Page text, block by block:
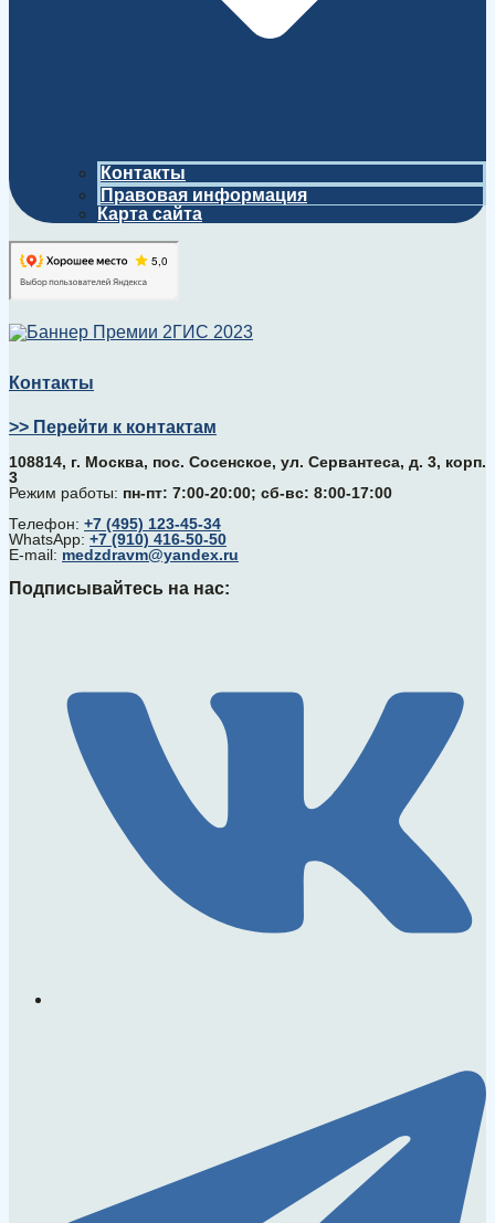
Контакты
Правовая информация
Карта сайта
Контакты
>> Перейти к контактам
108814, г. Москва, поc. Сосенское, ул. Сервантеса, д. 3, корп.
3
Режим работы: пн-пт: 7:00-20:00; сб-вс: 8:00-17:00
Телефон: +7 (495) 123-45-34
WhatsApp: +7 (910) 416-50-50
E-mail: medzdravm@yandex.ru
Подписывайтесь на нас: